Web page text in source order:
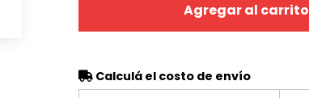
Agregar al carrito
Calculá el costo de envío